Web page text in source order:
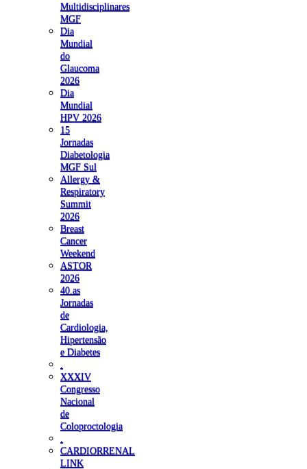
Multidisciplinares
MGF
Dia
Mundial
do
Glaucoma
2026
Dia
Mundial
HPV 2026
15
Jornadas
Diabetologia
MGF Sul
Allergy &
Respiratory
Summit
2026
Breast
Cancer
Weekend
ASTOR
2026
40.as
Jornadas
de
Cardiologia,
Hipertensão
e Diabetes
XXXIV
Congresso
Nacional
de
Coloproctologia
CARDIORRENAL
LINK